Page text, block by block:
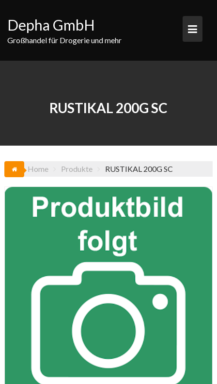
content
Depha GmbH
Großhandel für Drogerie und mehr
RUSTIKAL 200G SC
Home Produkte RUSTIKAL 200G SC